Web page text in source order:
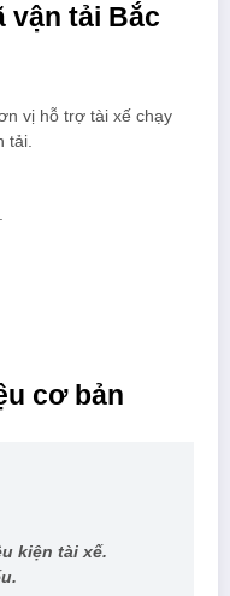
vận tải Bắc
vị hỗ trợ tài xế chạy
tải.
.
cơ bản
kiện tài xế.